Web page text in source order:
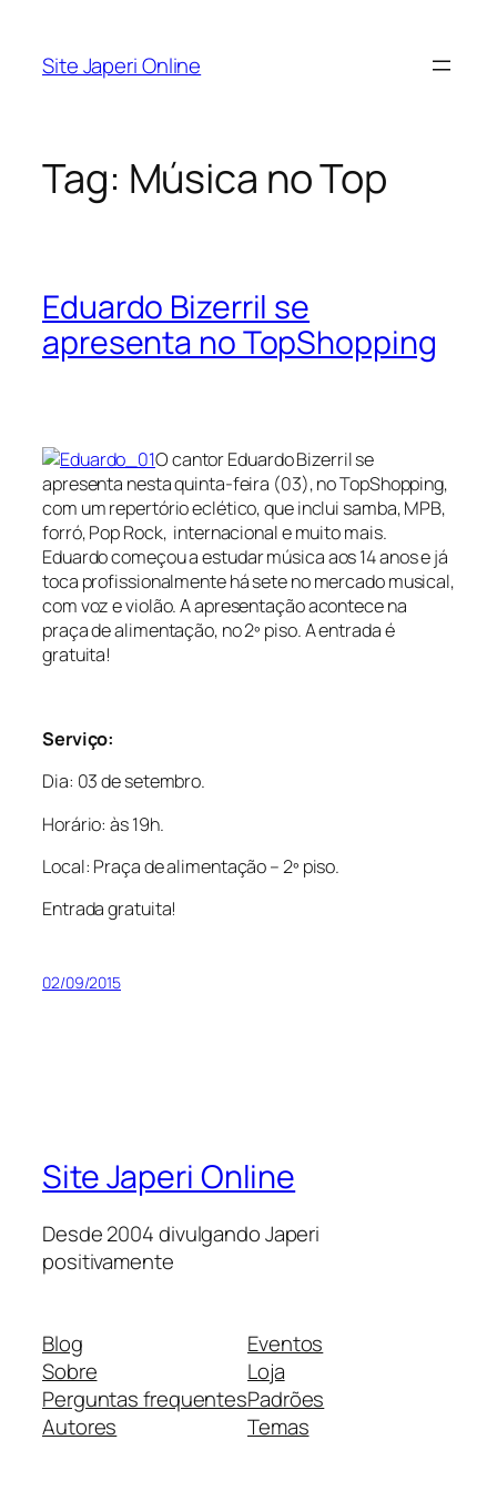
Site Japeri Online
Tag: Música no Top
Eduardo Bizerril se
apresenta no TopShopping
O cantor Eduardo Bizerril se
apresenta nesta quinta-feira (03), no TopShopping,
com um repertório eclético, que inclui samba, MPB,
forró, Pop Rock, internacional e muito mais.
Eduardo começou a estudar música aos 14 anos e já
toca profissionalmente há sete no mercado musical,
com voz e violão. A apresentação acontece na
praça de alimentação, no 2º piso. A entrada é
gratuita!
Serviço:
Dia: 03 de setembro.
Horário: às 19h.
Local: Praça de alimentação – 2º piso.
Entrada gratuita!
02/09/2015
Site Japeri Online
Desde 2004 divulgando Japeri
positivamente
Blog
Sobre
Perguntas frequentes
Autores
Eventos
Loja
Padrões
Temas